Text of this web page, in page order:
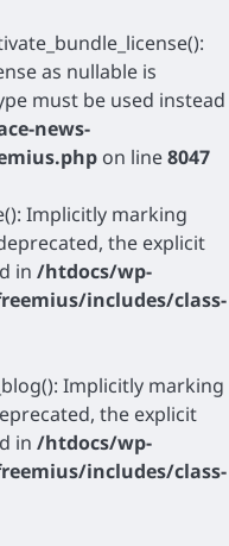
as nullable is
must be used instead
news-
on line8047
Implicitly marking
the explicit
in /htdocs/wp-
includes/class-
Implicitly marking
the explicit
in /htdocs/wp-
includes/class-